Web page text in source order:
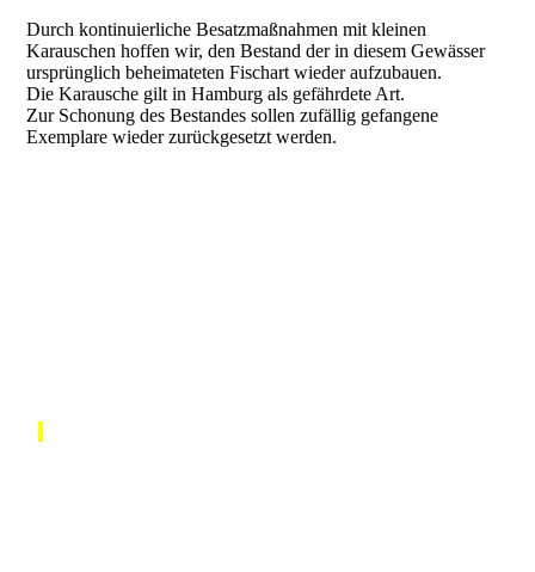
Durch kontinuierliche Besatzmaßnahmen mit kleinen
Karauschen hoffen wir, den Bestand der in diesem Gewässer
ursprünglich beheimateten Fischart wieder aufzubauen.
Die Karausche gilt in Hamburg als gefährdete Art.
Zur Schonung des Bestandes sollen zufällig gefangene
Exemplare wieder zurückgesetzt werden.